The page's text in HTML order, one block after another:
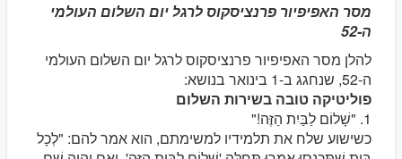
מסר האפיפיור פרנציסקוס לרגל יום השלום העולמי
ה-52
להלן מסר האפיפיור פרנציסקוס לרגל יום השלום העולמי
ה-52, שנחגג ב-1 בינואר בנושא:
פוליטיקה טובה בשירות השלום
1. "שָׁלוֹם לַבַּיִת הַזֶּה!"
כשישוע שלח את תלמידיו למשימתם, הוא אמר להם: "לְכָל